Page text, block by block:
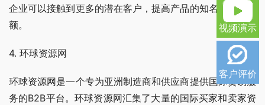
企业可以接触到更多的潜在客户，提高产品的知名度和销售
额。
4. 环球资源网
环球资源网是一个专为亚洲制造商和供应商提供国际贸易服
务的B2B平台。环球资源网汇集了大量的国际买家和卖家资
视频演示
客户评价